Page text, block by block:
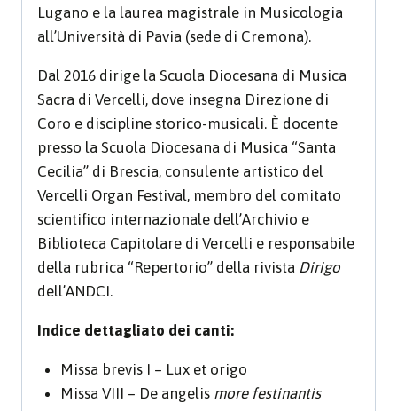
Lugano e la laurea magistrale in Musicologia
all’Università di Pavia (sede di Cremona).
Dal 2016 dirige la Scuola Diocesana di Musica
Sacra di Vercelli, dove insegna Direzione di
Coro e discipline storico-musicali. È docente
presso la Scuola Diocesana di Musica “Santa
Cecilia” di Brescia, consulente artistico del
Vercelli Organ Festival, membro del comitato
scientifico internazionale dell’Archivio e
Biblioteca Capitolare di Vercelli e responsabile
della rubrica “Repertorio” della rivista Dirigo
dell’ANDCI.
Indice dettagliato dei canti:
Missa brevis I – Lux et origo
Missa VIII – De angelis more festinantis